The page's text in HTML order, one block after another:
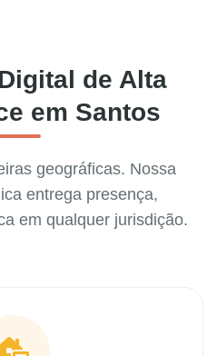
de Alta
em Santos
geográficas. Nossa
entrega presença,
em qualquer jurisdição.